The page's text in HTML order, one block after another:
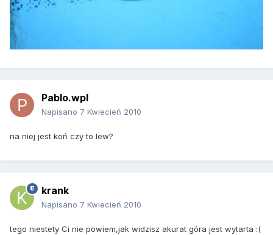
Pablo.wpl
Napisano 7 Kwiecień 2010
na niej jest koń czy to lew?
krank
Napisano 7 Kwiecień 2010
tego niestety Ci nie powiem,jak widzisz akurat góra jest wytarta :(